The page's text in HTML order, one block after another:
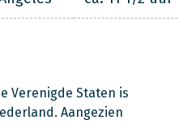
Verenigde Staten is
Aangezien